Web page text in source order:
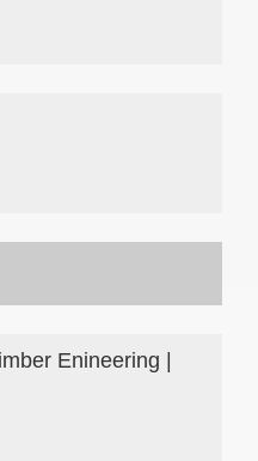
Enineering |